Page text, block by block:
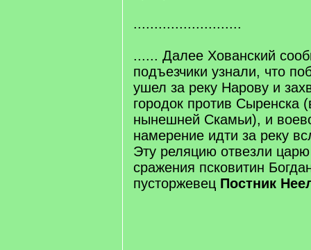
..........................
...... Далее Хованский
подъезчики узнали, что
ушел за реку Нарову и
городок против Сыренска
нынешней Скамьи), и
намерение идти за реку
Эту реляцию отвезли
сражения псковитин
пусторжевец Постник